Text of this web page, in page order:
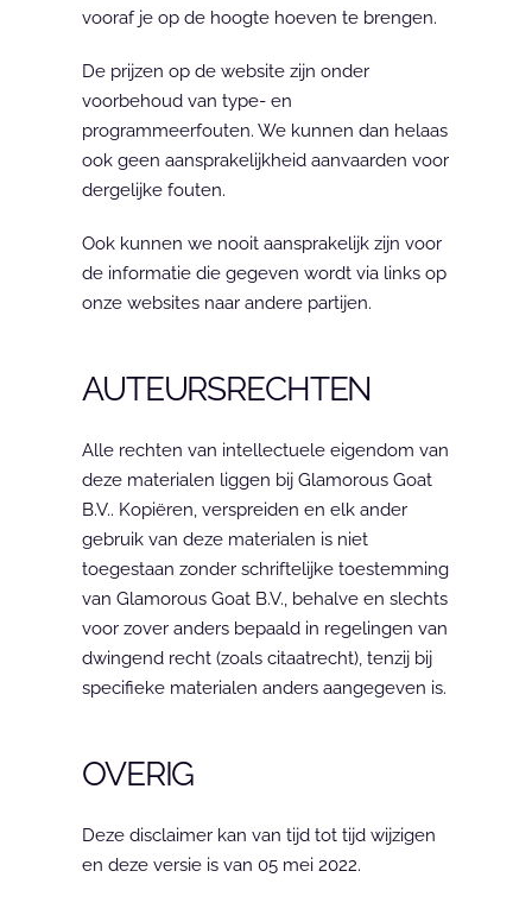
vooraf je op de hoogte hoeven te brengen.
De prijzen op de website zijn onder
voorbehoud van type- en
programmeerfouten. We kunnen dan helaas
ook geen aansprakelijkheid aanvaarden voor
dergelijke fouten.
Ook kunnen we nooit aansprakelijk zijn voor
de informatie die gegeven wordt via links op
onze websites naar andere partijen.
AUTEURSRECHTEN
Alle rechten van intellectuele eigendom van
deze materialen liggen bij Glamorous Goat
B.V.. Kopiëren, verspreiden en elk ander
gebruik van deze materialen is niet
toegestaan zonder schriftelijke toestemming
van Glamorous Goat B.V., behalve en slechts
voor zover anders bepaald in regelingen van
dwingend recht (zoals citaatrecht), tenzij bij
specifieke materialen anders aangegeven is.
OVERIG
Deze disclaimer kan van tijd tot tijd wijzigen
en deze versie is van 05 mei 2022.